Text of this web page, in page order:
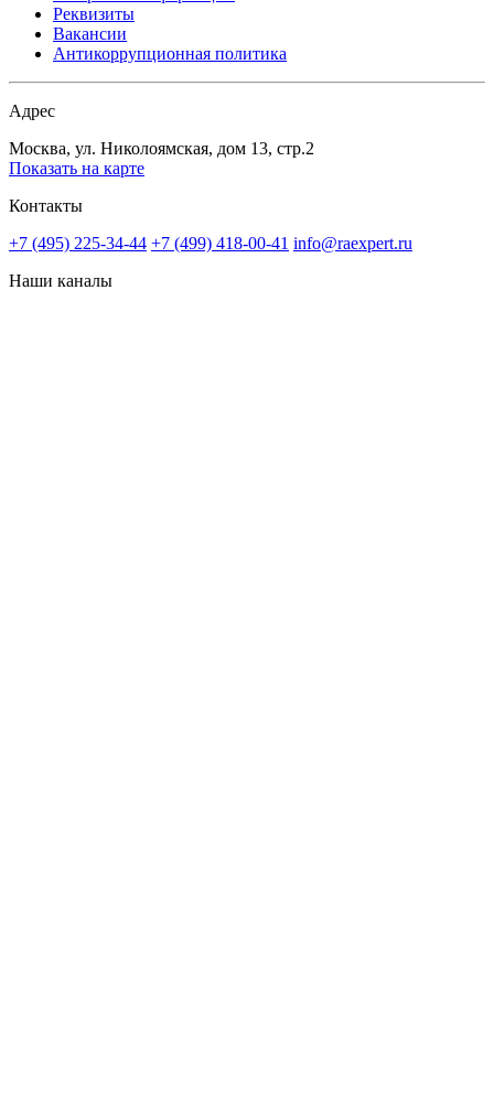
Реквизиты
Вакансии
Антикоррупционная политика
Адрес
Москва, ул. Николоямская, дом 13, стр.2
Показать на карте
Контакты
+7 (495) 225-34-44 +7 (499) 418-00-41 info@raexpert.ru
Наши каналы